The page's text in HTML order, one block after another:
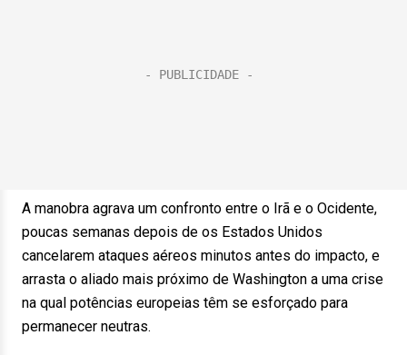
A manobra agrava um confronto entre o Irã e o Ocidente,
poucas semanas depois de os Estados Unidos
cancelarem ataques aéreos minutos antes do impacto, e
arrasta o aliado mais próximo de Washington a uma crise
na qual potências europeias têm se esforçado para
permanecer neutras.